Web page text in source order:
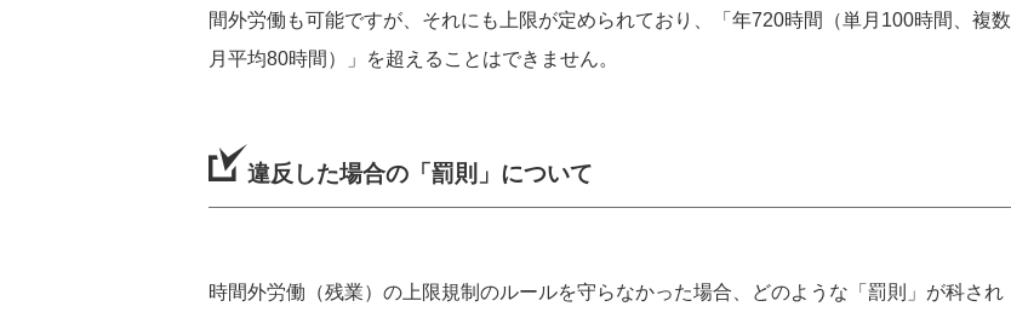
間外労働も可能ですが、それにも上限が定められており、「年720時間（単月100時間、複数
月平均80時間）」を超えることはできません。
違反した場合の「罰則」について
時間外労働（残業）の上限規制のルールを守らなかった場合、どのような「罰則」が科され